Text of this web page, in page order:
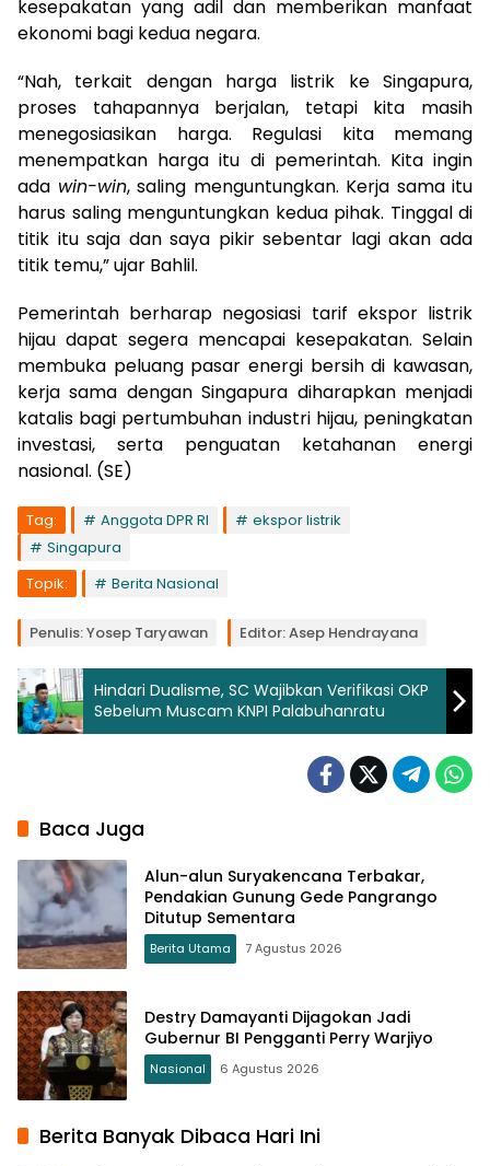
kesepakatan yang adil dan memberikan manfaat
ekonomi bagi kedua negara.
“Nah, terkait dengan harga listrik ke Singapura,
proses tahapannya berjalan, tetapi kita masih
menegosiasikan harga. Regulasi kita memang
menempatkan harga itu di pemerintah. Kita ingin
ada win-win, saling menguntungkan. Kerja sama itu
harus saling menguntungkan kedua pihak. Tinggal di
titik itu saja dan saya pikir sebentar lagi akan ada
titik temu,” ujar Bahlil.
Pemerintah berharap negosiasi tarif ekspor listrik
hijau dapat segera mencapai kesepakatan. Selain
membuka peluang pasar energi bersih di kawasan,
kerja sama dengan Singapura diharapkan menjadi
katalis bagi pertumbuhan industri hijau, peningkatan
investasi, serta penguatan ketahanan energi
nasional. (SE)
Tag: Anggota DPR RI
ekspor listrik
Singapura
Topik:
Berita Nasional
Penulis: Yosep Taryawan Editor: Asep Hendrayana
Hindari Dualisme, SC Wajibkan Verifikasi OKP
Sebelum Muscam KNPI Palabuhanratu
Baca Juga
Alun-alun Suryakencana Terbakar,
Pendakian Gunung Gede Pangrango
Ditutup Sementara
Berita Utama 7 Agustus 2026
Destry Damayanti Dijagokan Jadi
Gubernur BI Pengganti Perry Warjiyo
Nasional 6 Agustus 2026
Berita Banyak Dibaca Hari Ini